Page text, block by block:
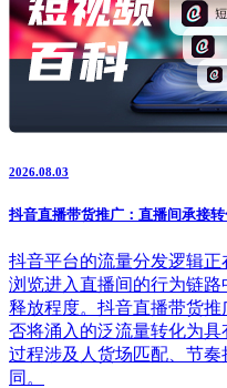
2026.08.03
抖音直播带货推广：直播间承接转
抖音平台的流量分发逻辑
浏览进入直播间的行为链
释放程度。抖音直播带货
否将涌入的泛流量转化为
过程涉及人货场匹配、节
同。